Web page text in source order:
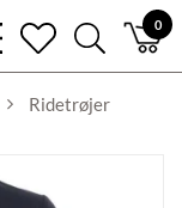
0
bars
light
heart
search
light
Ridetrøjer